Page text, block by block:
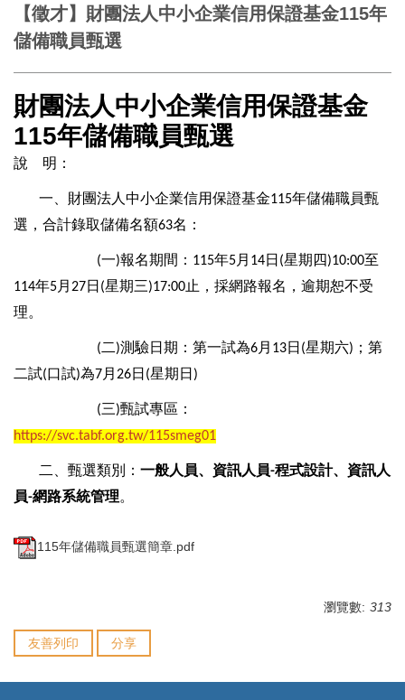
【徵才】財團法人中小企業信用保證基金115年
儲備職員甄選
財團法人中小企業信用保證基金
115年儲備職員甄選
說 明：
一、 財團法人中小企業信用保證基金115年儲備職員甄
選，合計錄取儲備名額63名：
(一)報名期間： 115年5月 14日 (星期四)10:00至
114年5月 27日 (星期三)17:00止，採網路報名，逾期恕不受
理。
(二)測驗日期：第一試為6月 13日 (星期六) ；第
二試(口試)為7月 26日 (星期日 )
(三)甄試專區：
https://svc.tabf.org.tw/115smeg01
二、 甄選類別： 一般人員、資訊人員-程式設計、資訊人
員-網路系統管理。
115年儲備職員甄選簡章.pdf
瀏覽數: 313
友善列印 分享